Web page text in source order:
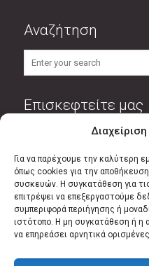
Για να παρέχουμε την καλύτερη
όπως cookies για την
συσκευών. Η συγκατάθεση για
επιτρέψει να επεξεργαστούμε
συμπεριφορά περιήγησης ή
ιστότοπο. Η μη συγκατάθεση ή η
να επηρεάσει αρνητικά
Αναζήτηση
Επισκεφτείτε μας
Πιστοποιητικά
Το ΕΕΥΕΜ έχει
Σύστημα Διαχείρισης